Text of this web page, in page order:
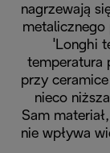
nagrzewają
metalicznego
ˈLonghi
temperatura
przy
nieco
Sam
nie wpływa